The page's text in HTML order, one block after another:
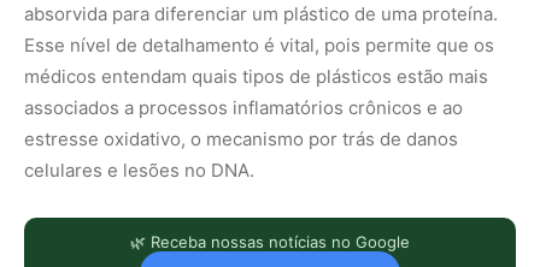
absorvida para diferenciar um plástico de uma proteína.
Esse nível de detalhamento é vital, pois permite que os
médicos entendam quais tipos de plásticos estão mais
associados a processos inflamatórios crônicos e ao
estresse oxidativo, o mecanismo por trás de danos
celulares e lesões no DNA.
🌿 Receba nossas notícias no Google